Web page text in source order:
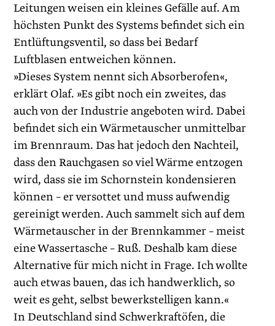
Leitungen weisen ein kleines Gefälle auf. Am
höchsten Punkt des Systems befindet sich ein
Entlüftungsventil, so dass bei Bedarf
Luftblasen entweichen können.
»Dieses System nennt sich Absorberofen«,
erklärt Olaf. »Es gibt noch ein zweites, das
auch von der Industrie angeboten wird. Dabei
befindet sich ein Wärmetauscher unmittelbar
im Brennraum. Das hat jedoch den Nachteil,
dass den Rauchgasen so viel Wärme entzogen
wird, dass sie im Schornstein kondensieren
können – er versottet und muss aufwendig
gereinigt werden. Auch sammelt sich auf dem
Wärmetauscher in der Brennkammer – meist
eine Wassertasche – Ruß. Deshalb kam diese
Alternative für mich nicht in Frage. Ich wollte
auch etwas bauen, das ich handwerklich, so
weit es geht, selbst bewerkstelligen kann.«
In Deutschland sind Schwerkraftöfen, die